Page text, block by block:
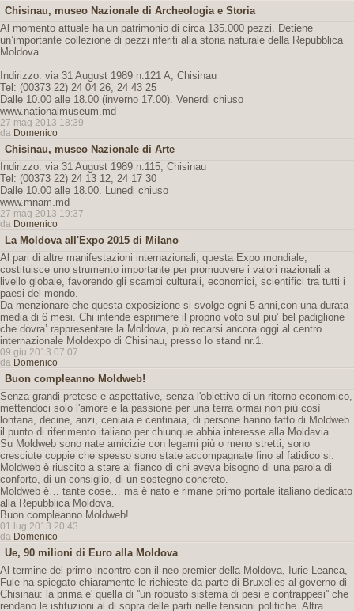
Chisinau, museo Nazionale di Archeologia e Storia
Al momento attuale ha un patrimonio di circa 135.000 pezzi. Detiene
un’importante collezione di pezzi riferiti alla storia naturale della Repubblica
Moldova.
Indirizzo: via 31 August 1989 n.121 A, Chisinau
Tel: (00373 22) 24 04 26, 24 43 25
Dalle 10.00 alle 18.00 (inverno 17.00). Venerdi chiuso
www.nationalmuseum.md
27 mag 2013 18:39
da Domenico
Chisinau, museo Nazionale di Arte
Indirizzo: via 31 August 1989 n.115, Chisinau
Tel: (00373 22) 24 13 12, 24 17 30
Dalle 10.00 alle 18.00. Lunedi chiuso
www.mnam.md
27 mag 2013 19:37
da Domenico
La Moldova all'Expo 2015 di Milano
Al pari di altre manifestazioni internazionali, questa Expo mondiale,
costituisce uno strumento importante per promuovere i valori nazionali a
livello globale, favorendo gli scambi culturali, economici, scientifici tra tutti i
paesi del mondo.
Da menzionare che questa exposizione si svolge ogni 5 anni,con una durata
media di 6 mesi. Chi intende esprimere il proprio voto sul piu’ bel padiglione
che dovra’ rappresentare la Moldova, può recarsi ancora oggi al centro
internazionale Moldexpo di Chisinau, presso lo stand nr.1.
09 giu 2013 07:07
da Domenico
Buon compleanno Moldweb!
Senza grandi pretese e aspettative, senza l'obiettivo di un ritorno economico,
mettendoci solo l'amore e la passione per una terra ormai non più così
lontana, decine, anzi, ceniaia e centinaia, di persone hanno fatto di Moldweb
il punto di riferimento italiano per chiunque abbia interesse alla Moldavia.
Su Moldweb sono nate amicizie con legami più o meno stretti, sono
cresciute coppie che spesso sono state accompagnate fino al fatidico si.
Moldweb è riuscito a stare al fianco di chi aveva bisogno di una parola di
conforto, di un consiglio, di un sostegno concreto.
Moldweb è… tante cose… ma è nato e rimane primo portale italiano dedicato
alla Repubblica Moldova.
Buon compleanno Moldweb!
01 lug 2013 20:43
da Domenico
Ue, 90 milioni di Euro alla Moldova
Al termine del primo incontro con il neo-premier della Moldova, Iurie Leanca,
Fule ha spiegato chiaramente le richieste da parte di Bruxelles al governo di
Chisinau: la prima e' quella di ''un robusto sistema di pesi e contrappesi'' che
rendano le istituzioni al di sopra delle parti nelle tensioni politiche. Altra